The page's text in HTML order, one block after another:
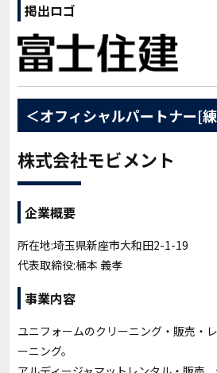
掲出ロゴ
＜オフィシャルパートナー[
株式会社モビメント
企業概要
所在地:埼玉県新座市大和田2-1-19
代表取締役:桶本 義孝
事業内容
ユニフォームのクリーニング・販売・
ーニング。